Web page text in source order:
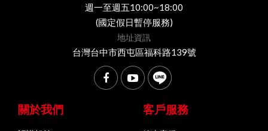
週一至週五10:00~18:00
(國定假日暫停服務)
地址資訊
台灣台中市西屯區福科路139號
關於我們 客戶服務